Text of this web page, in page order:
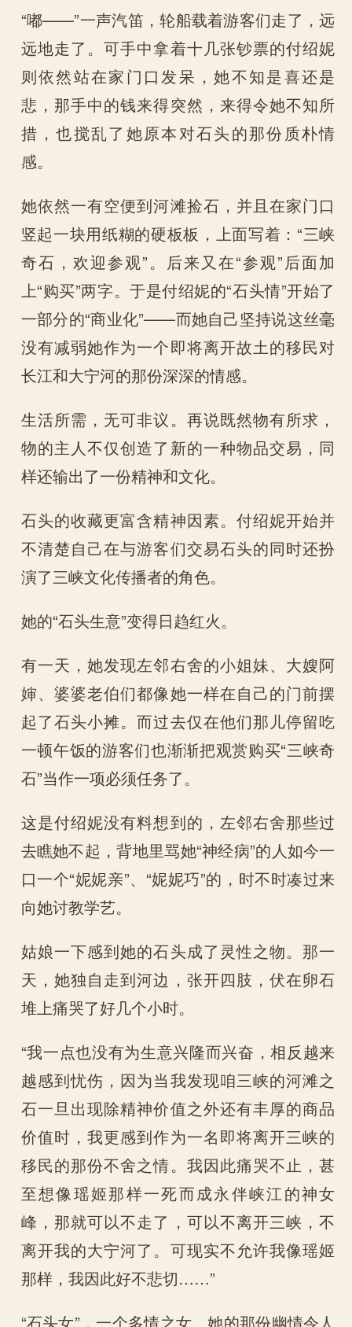
“嘟——”一声汽笛，轮船载着游客们走了，远
远地走了。可手中拿着十几张钞票的付绍妮
则依然站在家门口发呆，她不知是喜还是
悲，那手中的钱来得突然，来得令她不知所
措，也搅乱了她原本对石头的那份质朴情
感。
她依然一有空便到河滩捡石，并且在家门口
竖起一块用纸糊的硬板板，上面写着：“三峡
奇石，欢迎参观”。后来又在“参观”后面加
上“购买”两字。于是付绍妮的“石头情”开始了
一部分的“商业化”——而她自己坚持说这丝毫
没有减弱她作为一个即将离开故土的移民对
长江和大宁河的那份深深的情感。
生活所需，无可非议。再说既然物有所求，
物的主人不仅创造了新的一种物品交易，同
样还输出了一份精神和文化。
石头的收藏更富含精神因素。付绍妮开始并
不清楚自己在与游客们交易石头的同时还扮
演了三峡文化传播者的角色。
她的“石头生意”变得日趋红火。
有一天，她发现左邻右舍的小姐妹、大嫂阿
婶、婆婆老伯们都像她一样在自己的门前摆
起了石头小摊。而过去仅在他们那儿停留吃
一顿午饭的游客们也渐渐把观赏购买“三峡奇
石”当作一项必须任务了。
这是付绍妮没有料想到的，左邻右舍那些过
去瞧她不起，背地里骂她“神经病”的人如今一
口一个“妮妮亲”、“妮妮巧”的，时不时凑过来
向她讨教学艺。
姑娘一下感到她的石头成了灵性之物。那一
天，她独自走到河边，张开四肢，伏在卵石
堆上痛哭了好几个小时。
“我一点也没有为生意兴隆而兴奋，相反越来
越感到忧伤，因为当我发现咱三峡的河滩之
石一旦出现除精神价值之外还有丰厚的商品
价值时，我更感到作为一名即将离开三峡的
移民的那份不舍之情。我因此痛哭不止，甚
至想像瑶姬那样一死而成永伴峡江的神女
峰，那就可以不走了，可以不离开三峡，不
离开我的大宁河了。可现实不允许我像瑶姬
那样，我因此好不悲切……”
“石头女”，一个多情之女。她的那份幽情令人